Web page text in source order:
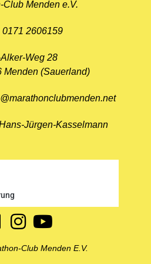
Club Menden e.V.
0171 2606159
Weg 28
Menden (Sauerland)
Jürgen-Kasselmann
Club Menden E.V.